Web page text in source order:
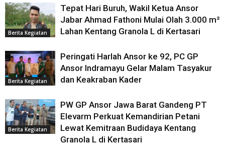
Berita Kegiatan
Tepat Hari Buruh, Wakil Ketua Ansor
Jabar Ahmad Fathoni Mulai Olah 3.000 m²
Lahan Kentang Granola L di Kertasari
Berita Kegiatan
Peringati Harlah Ansor ke 92, PC GP
Ansor Indramayu Gelar Malam Tasyakur
dan Keakraban Kader
Berita Kegiatan
PW GP Ansor Jawa Barat Gandeng PT
Elevarm Perkuat Kemandirian Petani
Lewat Kemitraan Budidaya Kentang
Granola L di Kertasari